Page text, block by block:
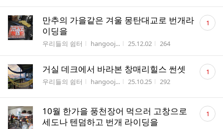
만추의 가을같은 겨울 몽탄대교로 번개라
이딩을
게시판명
우리들의 쉼터 작성자
hangooj... 작성시간
25.12.02 조회수
264
댓
글 1
거실 데크에서 바라본 창매리힐스 썬셋
게시판명
우리들의 쉼터 작성자
hangooj... 작성시간
25.10.25 조회수
292
댓
글 1
10월 한가을 풍천장어 먹으러 고창으로
세도나 텐덤하고 번개 라이딩을
댓
글 1